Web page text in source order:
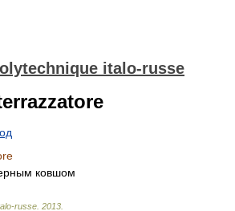
italo-russe
ковшом
russe 2013